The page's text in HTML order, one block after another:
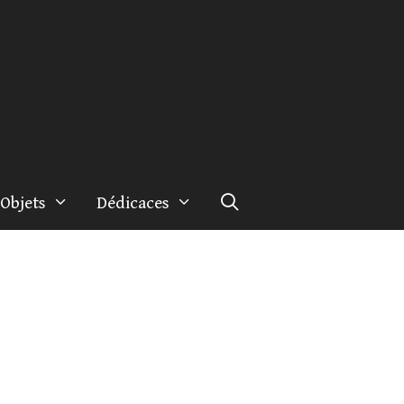
Objets Dédicaces